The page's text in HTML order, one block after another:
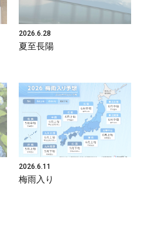
2026.6.28
夏至長陽
2026.6.11
梅雨入り